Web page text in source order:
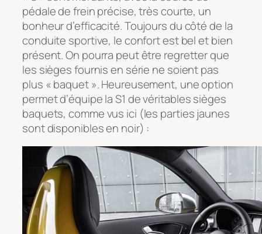
pédale de frein précise, très courte, un
bonheur d’efficacité. Toujours du côté de la
conduite sportive, le confort est bel et bien
présent. On pourra peut être regretter que
les sièges fournis en série ne soient pas
plus « baquet ». Heureusement, une option
permet d’équipe la S1 de véritables sièges
baquets, comme vus ici (les parties jaunes
sont disponibles en noir) :